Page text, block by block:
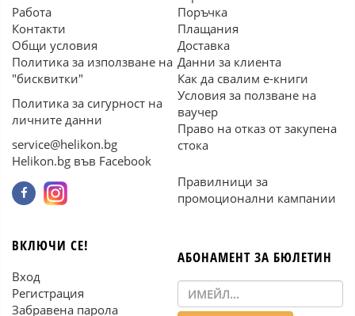
Работа
Контакти
Общи условия
Политика за използване на
"бисквитки"
Политика за сигурност на
личните данни
service@helikon.bg
Helikon.bg във Facebook
Поръчка
Плащания
Доставка
Данни за клиента
Как да свалим е-книги
Условия за ползване на
ваучер
Право на отказ от закупена
стока
Правилници за
промоционални кампании
ВКЛЮЧИ СЕ!
Вход
Регистрация
Забравена парола
АБОНАМЕНТ ЗА БЮЛЕТИН